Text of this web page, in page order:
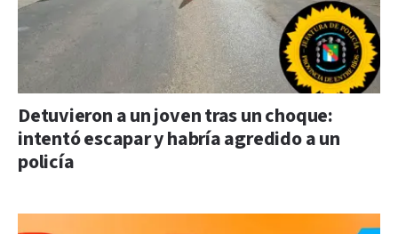
Detuvieron a un joven tras un choque:
intentó escapar y habría agredido a un
policía